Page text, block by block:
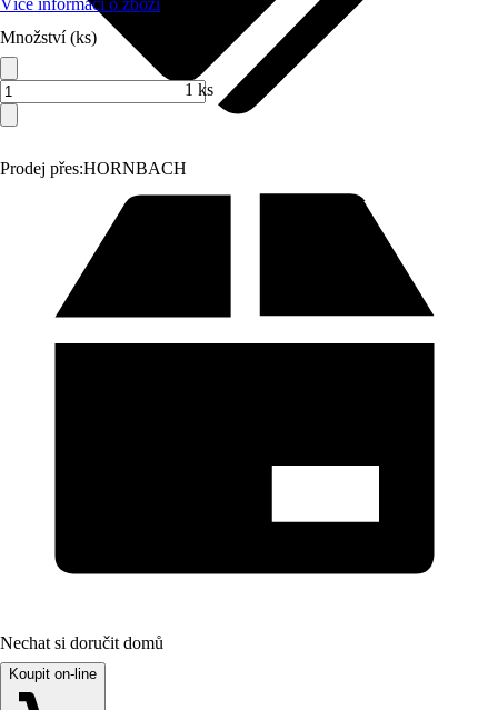
Prodej přes:HORNBACH
Více informací o zboží
Množství (ks)
1 ks
Nechat si doručit domů
Koupit on-line